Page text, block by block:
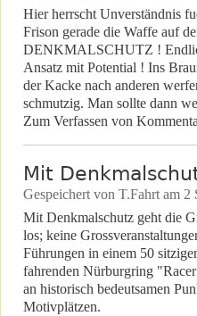
Hier herrscht Unverständnis
Frison gerade die Waffe auf
DENKMALSCHUTZ !
Ansatz mit Potential ! Ins
der Kacke nach anderen
schmutzig. Man sollte dann
Zum Verfassen von
Mit
Gespeichert von T.Fahrt am 2
Mit Denkmalschutz geht die
los; keine
Führungen in einem 50
fahrenden Nürburgring
an historisch bedeutsamen
Motivplätzen.